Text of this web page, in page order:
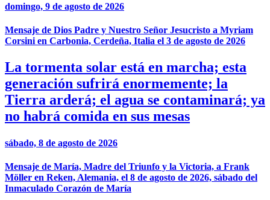
domingo, 9 de agosto de 2026
Mensaje de Dios Padre y Nuestro Señor Jesucristo a Myriam
Corsini en Carbonia, Cerdeña, Italia el 3 de agosto de 2026
La tormenta solar está en marcha; esta
generación sufrirá enormemente; la
Tierra arderá; el agua se contaminará; ya
no habrá comida en sus mesas
sábado, 8 de agosto de 2026
Mensaje de María, Madre del Triunfo y la Victoria, a Frank
Möller en Reken, Alemania, el 8 de agosto de 2026, sábado del
Inmaculado Corazón de María